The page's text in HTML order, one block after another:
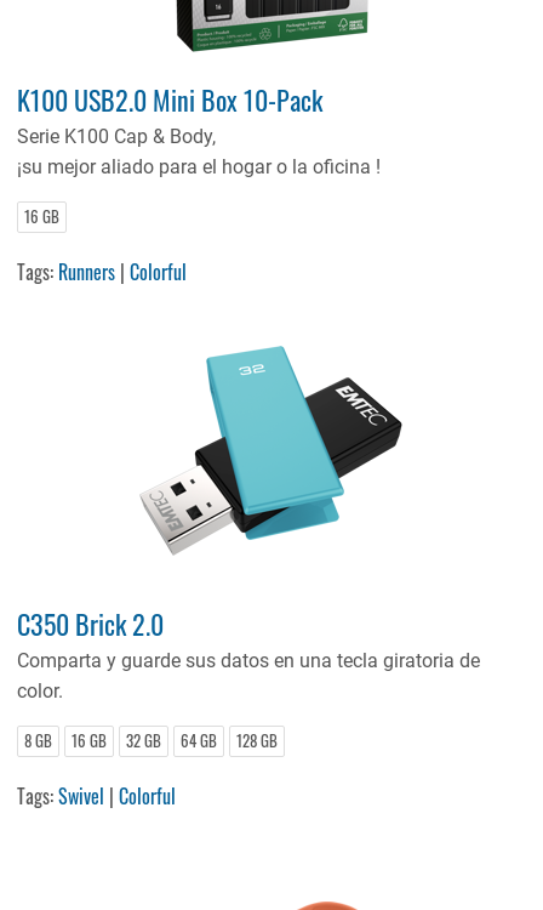
K100 USB2.0 Mini Box 10-Pack
Serie K100 Cap & Body,
¡su mejor aliado para el hogar o la oficina !
16 GB
Tags: Runners |Colorful
C350 Brick 2.0
Comparta y guarde sus datos en una tecla giratoria de
color.
8 GB 16 GB 32 GB 64 GB 128 GB
Tags:Swivel |Colorful